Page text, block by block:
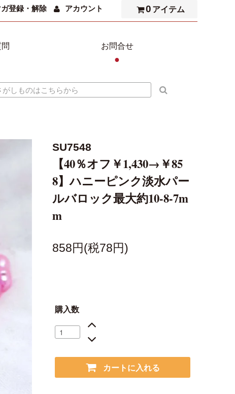
ガ登録・解除 アカウント 0 アイテム
お問合せ
●
SU7548
【40％オフ￥1,430→￥85
8】ハニーピンク淡水パー
ルバロック最大約10-8-7m
m
858円(税78円)
購入数
カートに入れる